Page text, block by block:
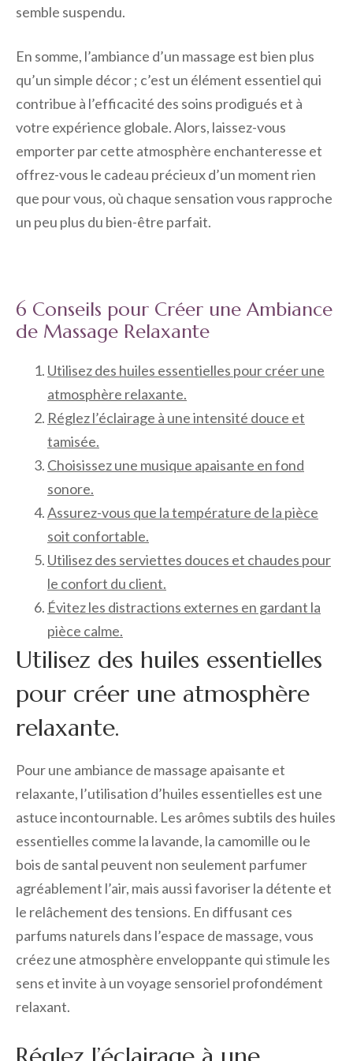
semble suspendu.
En somme, l’ambiance d’un massage est bien plus
qu’un simple décor ; c’est un élément essentiel qui
contribue à l’efficacité des soins prodigués et à
votre expérience globale. Alors, laissez-vous
emporter par cette atmosphère enchanteresse et
offrez-vous le cadeau précieux d’un moment rien
que pour vous, où chaque sensation vous rapproche
un peu plus du bien-être parfait.
6 Conseils pour Créer une Ambiance
de Massage Relaxante
Utilisez des huiles essentielles pour créer une
atmosphère relaxante.
Réglez l’éclairage à une intensité douce et
tamisée.
Choisissez une musique apaisante en fond
sonore.
Assurez-vous que la température de la pièce
soit confortable.
Utilisez des serviettes douces et chaudes pour
le confort du client.
Évitez les distractions externes en gardant la
pièce calme.
Utilisez des huiles essentielles
pour créer une atmosphère
relaxante.
Pour une ambiance de massage apaisante et
relaxante, l’utilisation d’huiles essentielles est une
astuce incontournable. Les arômes subtils des huiles
essentielles comme la lavande, la camomille ou le
bois de santal peuvent non seulement parfumer
agréablement l’air, mais aussi favoriser la détente et
le relâchement des tensions. En diffusant ces
parfums naturels dans l’espace de massage, vous
créez une atmosphère enveloppante qui stimule les
sens et invite à un voyage sensoriel profondément
relaxant.